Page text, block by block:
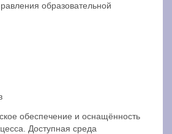
образовательной
обеспечение и оснащённость
Доступная среда